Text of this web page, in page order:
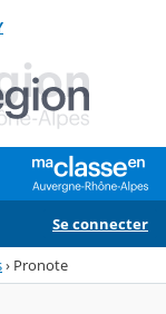
Se connecter
› Pronote